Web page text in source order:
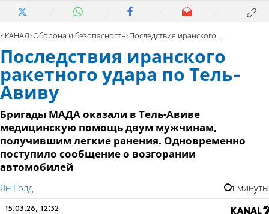
7 КАНАЛ Оборона и безопасность Последствия иранского ракетного удара по Тель-Авиву
Последствия иранского
ракетного удара по Тель-
Авиву
Бригады MАДА оказали в Тель-Авиве
медицинскую помощь двум мужчинам,
получившим легкие ранения. Одновременно
поступило сообщение о возгорании
автомобилей
Ян Голд 1 минуты
15.03.26, 12:32